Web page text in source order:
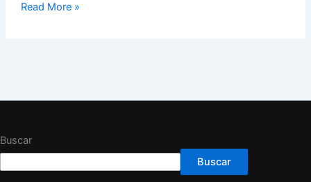
Read More »
Buscar
Buscar